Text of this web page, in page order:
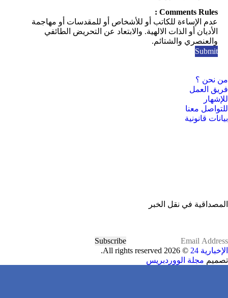
Comments Rules :
عدم الإساءة للكاتب أو للأشخاص أو للمقدسات أو مهاجمة
الأديان أو الذات الالهية. والابتعاد عن التحريض الطائفي
والعنصري والشتائم.
من نحن ؟
فريق العمل
للإشهار
للتواصل معنا
بيانات قانونية
المصداقية في نقل الخبر
Subscribe
الإخبارية 24
© 2026 All rights reserved.
تصميم مجلة الووردبريس